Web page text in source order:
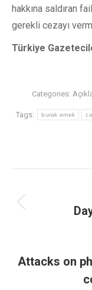
hakkına saldıran
gerekli cezayı
Türkiye
Categories:
Tags: burak emek
Attacks on